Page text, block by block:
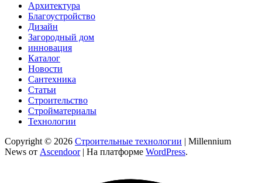
Архитектура
Благоустройство
Дизайн
Загородный дом
инновация
Каталог
Новости
Сантехника
Статьи
Строительство
Стройматериалы
Технологии
Copyright © 2026 Строительные технологии | Millennium
News от Ascendoor| На платформе WordPress.